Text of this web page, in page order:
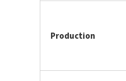
Production